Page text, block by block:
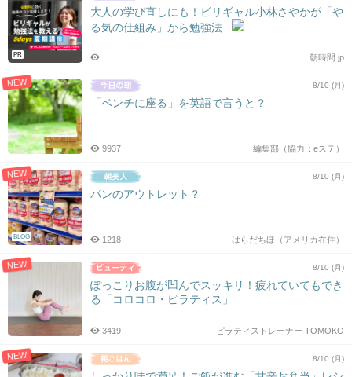
ー
シ
ョPR
大人の学び直しにも！ビリギャル小林さやかが「や
る気の仕組み」から勉強法...
朝時間.jp
NEW 8/10 (月)
「ベンチに座る」を英語で言うと？
編集部（協力：eステ）
9937
NEW
BLOG
8/10 (月)
パンのアウトレット？
はらだちほ（アメリカ在住）
1218
NEW 8/10 (月)
ぽっこりお腹が凹んでスッキリ！疲れていてもでき
る「コロコロ・ピラティス」
ピラティストレーナー TOMOKO
3419
NEW 8/10 (月)